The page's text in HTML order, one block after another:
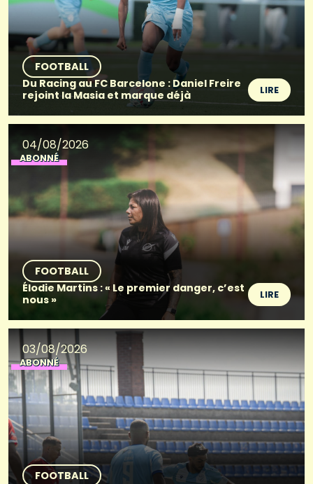
FOOTBALL
Du Racing au FC Barcelone : Daniel Freire
rejoint la Masia et marque déjà
LIRE
04/08/2026
ABONNÉ
FOOTBALL
Élodie Martins : « Le premier danger, c’est
nous »
LIRE
03/08/2026
ABONNÉ
FOOTBALL